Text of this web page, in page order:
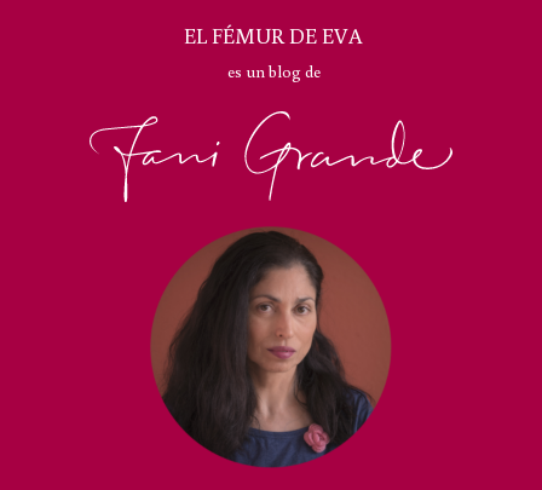
EL FÉMUR DE EVA
es un blog de